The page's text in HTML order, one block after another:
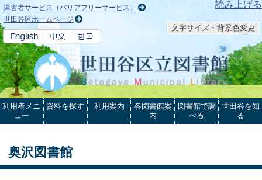
本文へ 読み上げる
障害者サービス（バリアフリーサービス）
世田谷区ホームページ
文字サイズ・背景色変更
利用者メニ
ュー
資料を探す 利用案内
各図書館案
内
図書館で調
べる
世田谷を知
る
奥沢図書館